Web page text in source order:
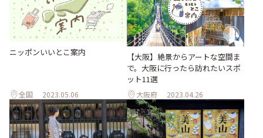
ニッポンいいとこ案内
全国 2023.05.06
【大阪】絶景からアートな空間ま
で。大阪に行ったら訪れたいスポ
ット11選
大阪府 2023.04.26